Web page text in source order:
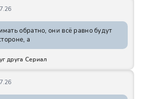
обратно, они всё равно будут
а
друга Сериал